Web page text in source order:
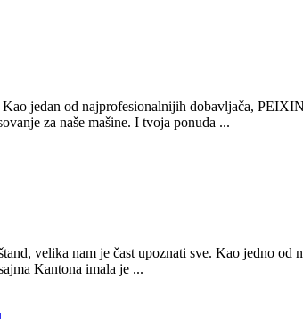
jedan od najprofesionalnijih dobavljača,
za naše mašine. I tvoja ponuda ...
velika nam je čast upoznati sve. Kao jedno
Kantona imala je ...